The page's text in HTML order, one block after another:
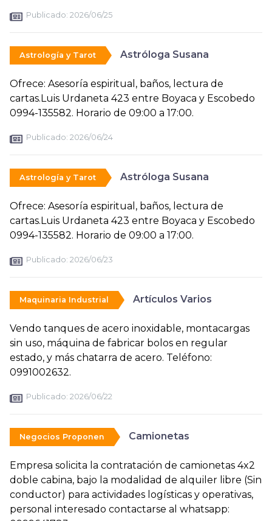
Publicado: 2026/06/25
Astrología y Tarot Astróloga Susana
Ofrece: Asesoría espiritual, baños, lectura de
cartas.Luis Urdaneta 423 entre Boyaca y Escobedo
0994-135582. Horario de 09:00 a 17:00.
Publicado: 2026/06/24
Astrología y Tarot Astróloga Susana
Ofrece: Asesoría espiritual, baños, lectura de
cartas.Luis Urdaneta 423 entre Boyaca y Escobedo
0994-135582. Horario de 09:00 a 17:00.
Publicado: 2026/06/23
Maquinaria Industrial Artículos Varios
Vendo tanques de acero inoxidable, montacargas
sin uso, máquina de fabricar bolos en regular
estado, y más chatarra de acero. Teléfono:
0991002632.
Publicado: 2026/06/22
Negocios Proponen Camionetas
Empresa solicita la contratación de camionetas 4x2
doble cabina, bajo la modalidad de alquiler libre (Sin
conductor) para actividades logísticas y operativas,
personal interesado contactarse al whatsapp: